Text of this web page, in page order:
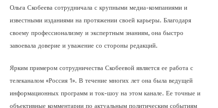
Ольга Скобеева сотрудничала с крупными медиа-компаниями и
известными изданиями на протяжении своей карьеры. Благодаря
своему профессионализму и экспертным знаниям, она быстро
завоевала доверие и уважение со стороны редакций.
Ярким примером сотрудничества Скобеевой является ее работа с
телеканалом «Россия 1». В течение многих лет она была ведущей
информационных программ и ток-шоу на этом канале. Ее точные и
объективные комментарии по актуальным политическим событиям